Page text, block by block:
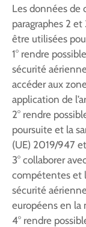
Les données de
paragraphes 2
être utilisées
1° rendre
sécurité
accéder aux
application de
2° rendre
poursuite et la
(UE) 2019/947
3° collaborer
compétentes et
sécurité
européens en la
4° rendre